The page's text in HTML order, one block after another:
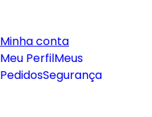
Minha conta
Meu PerfilMeus
PedidosSegurança